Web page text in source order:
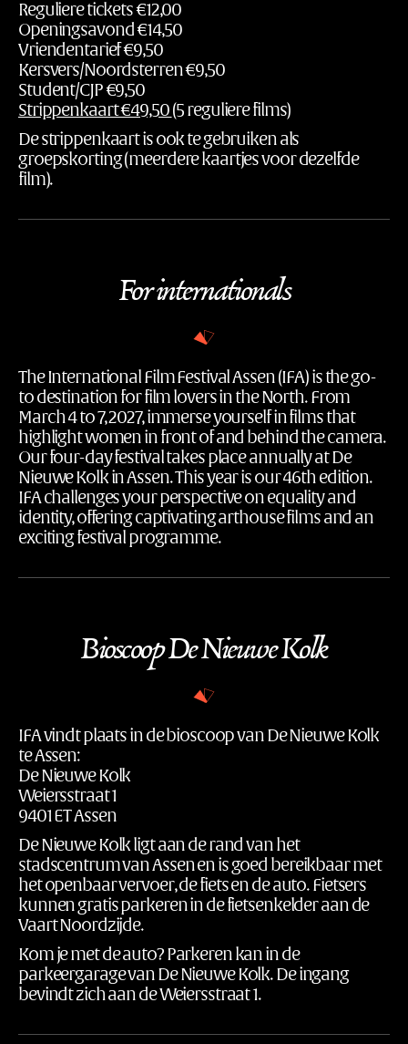
Reguliere tickets €12,00
Openingsavond €14,50
Vriendentarief €9,50
Kersvers/Noordsterren €9,50
Student/CJP €9,50
Strippenkaart €49,50 (5 reguliere films)
De strippenkaart is ook te gebruiken als
groepskorting (meerdere kaartjes voor dezelfde
film).
For internationals
The International Film Festival Assen (IFA) is the go-
to destination for film lovers in the North. From
March 4 to 7, 2027, immerse yourself in films that
highlight women in front of and behind the camera.
Our four-day festival takes place annually at De
Nieuwe Kolk in Assen. This year is our 46th edition.
IFA challenges your perspective on equality and
identity, offering captivating arthouse films and an
exciting festival programme.
Bioscoop De Nieuwe Kolk
IFA vindt plaats in de bioscoop van De Nieuwe Kolk
te Assen:
De Nieuwe Kolk
Weiersstraat 1
9401 ET Assen
De Nieuwe Kolk ligt aan de rand van het
stadscentrum van Assen en is goed bereikbaar met
het openbaar vervoer, de fiets en de auto. Fietsers
kunnen gratis parkeren in de fietsenkelder aan de
Vaart Noordzijde.
Kom je met de auto? Parkeren kan in de
parkeergarage van De Nieuwe Kolk. De ingang
bevindt zich aan de Weiersstraat 1.